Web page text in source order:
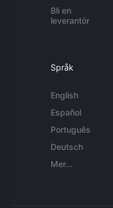
Bli en
leverantör
Språk
English
Español
Português
Deutsch
Mer...